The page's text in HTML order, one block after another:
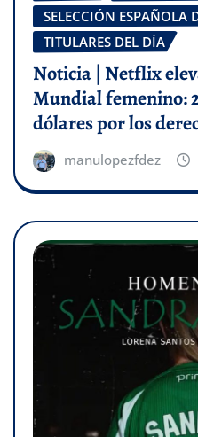
SELECCIÓN ESPAÑOLA
TITULARES DEL DÍA
Noticia | Netflix
Mundial femenino:
dólares por los
manulopezfdez